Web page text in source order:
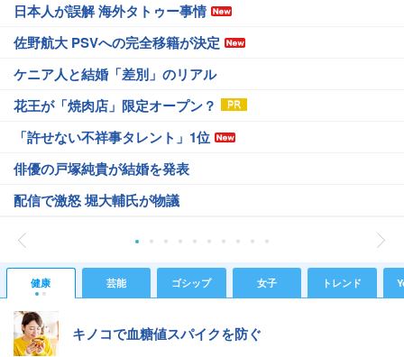
日本人が誤解 海外タトゥー事情
佐野航大 PSVへの完全移籍が決定
ケニア人と結婚「差別」のリアル
花王が「焼肉店」限定オープン？
「許せない不祥事タレント」1位
俳優の戸塚純貴が結婚を発表
配信で激怒 堀大輔氏が物議
健康 芸能 ゴシップ 女子 トレンド
キノコで血糖値スパイクを防ぐ